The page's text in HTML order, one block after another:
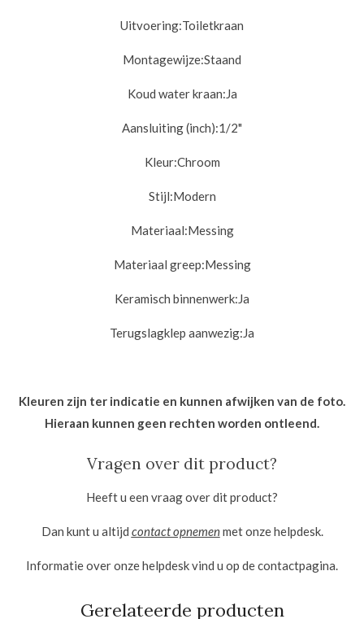
Uitvoering:Toiletkraan
Montagewijze:Staand
Koud water kraan:Ja
Aansluiting (inch):1/2"
Kleur:Chroom
Stijl:Modern
Materiaal:Messing
Materiaal greep:Messing
Keramisch binnenwerk:Ja
Terugslagklep aanwezig:Ja
Kleuren zijn ter indicatie en kunnen afwijken van de foto.
Hieraan kunnen geen rechten worden ontleend.
Vragen over dit product?
Heeft u een vraag over dit product?
Dan kunt u altijd contact opnemenmet onze helpdesk.
Informatie over onze helpdesk vind u op de contactpagina.
Gerelateerde producten